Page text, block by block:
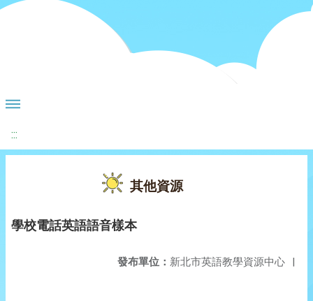
:::
其他資源
學校電話英語語音樣本
發布單位： 新北市英語教學資源中心 |